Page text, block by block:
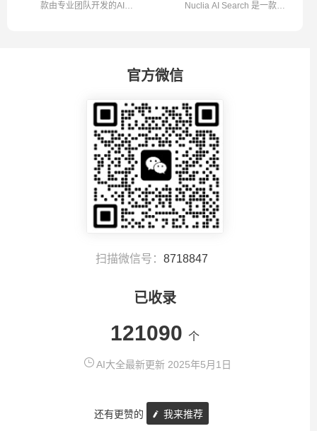
款由专业团队开发的AI驱
Nuclia AI Search 是一款由
官方微信
扫描微信号： 8718847
已收录
121090 个
AI大全最新更新 2025年5月1日
还有更赞的 我来推荐